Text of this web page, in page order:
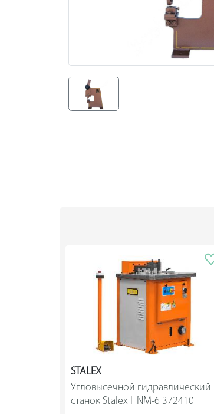
STALEX
Угловысечной гидравлический
станок Stalex HNM-6 372410